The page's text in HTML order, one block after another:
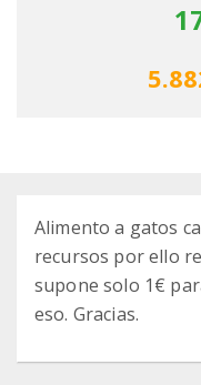
Alimento a gatos
recursos por ello
supone solo 1€
eso. Gracias.